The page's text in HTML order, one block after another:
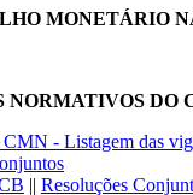
MONETÁRIO
NORMATIVOS DO
CMN - Listagem das
|| Resoluções